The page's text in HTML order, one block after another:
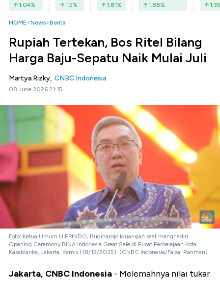
1.04% 1.5% 1.81% 1.88% 1.35
HOME News Berita
Rupiah Tertekan, Bos Ritel Bilang
Harga Baju-Sepatu Naik Mulai Juli
Martya Rizky, CNBC Indonesia
08 June 2026 21:15
Foto: Ketua Umum HIPPINDO, Budihardjo Iduansjah saat menghadiri
Opening Ceremony BINA Indonesia Great Sale di Pusat Perbelajaan Kota
Kasablanka, Jakarta, Kamis (18/12/2025). (CNBC Indonesia/Faisal Rahman)
Jakarta, CNBC Indonesia - Melemahnya nilai tukar